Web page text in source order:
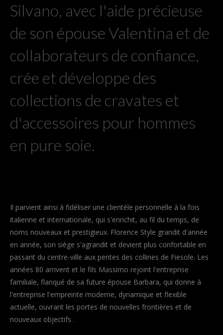
Silvano, avec l'aide précieuse
de son épouse Valentina et de
collaborateurs de confiance,
crée et développe des
collections de cravates et
d'accessoires pour hommes
en pure soie.
Il parvient ainsi à fidéliser une clientèle personnelle à la fois
italienne et internationale, qui s'enrichit, au fil du temps, de
noms nouveaux et prestigieux. Florence Style grandit d'année
en année, son siège s'agrandit et devient plus confortable en
passant du centre-ville aux pentes des collines de Fiesole. Les
années 80 arrivent et le fils Massimo rejoint l'entreprise
familiale, flanqué de sa future épouse Barbara, qui donne à
l'entreprise l'empreinte moderne, dynamique et flexible
actuelle, ouvrant les portes de nouvelles frontières et de
nouveaux objectifs .